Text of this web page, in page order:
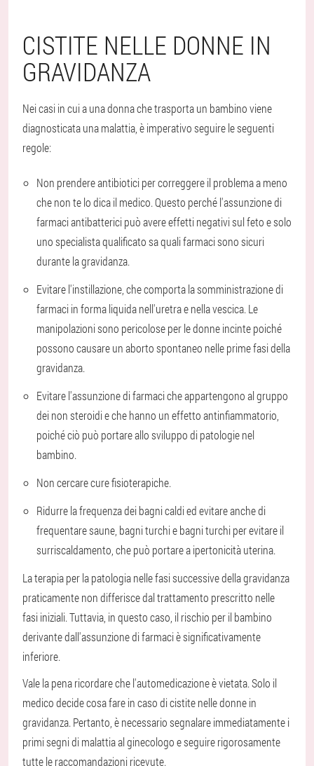
CISTITE NELLE DONNE IN
GRAVIDANZA
Nei casi in cui a una donna che trasporta un bambino viene
diagnosticata una malattia, è imperativo seguire le seguenti
regole:
Non prendere antibiotici per correggere il problema a meno
che non te lo dica il medico. Questo perché l'assunzione di
farmaci antibatterici può avere effetti negativi sul feto e solo
uno specialista qualificato sa quali farmaci sono sicuri
durante la gravidanza.
Evitare l'instillazione, che comporta la somministrazione di
farmaci in forma liquida nell'uretra e nella vescica. Le
manipolazioni sono pericolose per le donne incinte poiché
possono causare un aborto spontaneo nelle prime fasi della
gravidanza.
Evitare l'assunzione di farmaci che appartengono al gruppo
dei non steroidi e che hanno un effetto antinfiammatorio,
poiché ciò può portare allo sviluppo di patologie nel
bambino.
Non cercare cure fisioterapiche.
Ridurre la frequenza dei bagni caldi ed evitare anche di
frequentare saune, bagni turchi e bagni turchi per evitare il
surriscaldamento, che può portare a ipertonicità uterina.
La terapia per la patologia nelle fasi successive della gravidanza
praticamente non differisce dal trattamento prescritto nelle
fasi iniziali. Tuttavia, in questo caso, il rischio per il bambino
derivante dall'assunzione di farmaci è significativamente
inferiore.
Vale la pena ricordare che l'automedicazione è vietata. Solo il
medico decide cosa fare in caso di cistite nelle donne in
gravidanza. Pertanto, è necessario segnalare immediatamente i
primi segni di malattia al ginecologo e seguire rigorosamente
tutte le raccomandazioni ricevute.